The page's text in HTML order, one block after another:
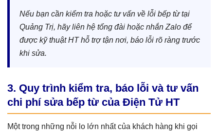
Nếu bạn cần kiểm tra hoặc tư vấn về lỗi bếp từ tại
Quảng Trị, hãy liên hệ tổng đài hoặc nhắn Zalo để
được kỹ thuật HT hỗ trợ tận nơi, báo lỗi rõ ràng trước
khi sửa.
3. Quy trình kiểm tra, báo lỗi và tư vấn
chi phí sửa bếp từ của Điện Tử HT
Một trong những nỗi lo lớn nhất của khách hàng khi gọi